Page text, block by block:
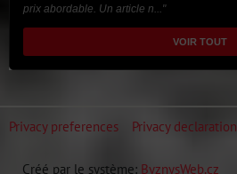
prix abordable. Un article n..."
VOIR TOUT
Privacy preferences Privacy declaration
Créé par le système: ByznysWeb.cz